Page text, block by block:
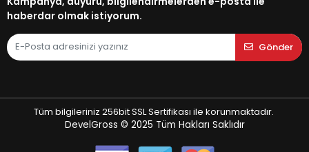
haberdar olmak istiyorum.
Gönder
Tüm bilgileriniz 256bit SSL Sertifikası ile korunmaktadır.
DevelGross © 2025 Tüm Hakları Saklıdır